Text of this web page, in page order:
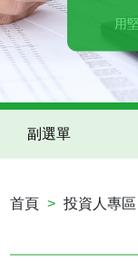
鎖
藥
局
用
副選單
首頁 投資人專區